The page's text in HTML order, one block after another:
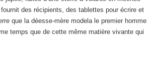
des récipients, des tablettes pour écrire et
que la déesse-mère modela le premier homme
temps que de cette même matière vivante qui